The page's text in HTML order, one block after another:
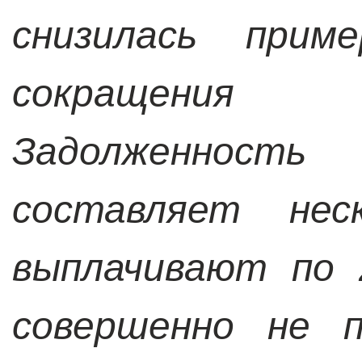
снизилась
сокращения
составляет
выплачивают по
совершенно не